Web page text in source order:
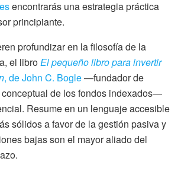
encontrarás una estrategia práctica
principiante.
profundizar en la filosofía de la
el libroEl pequeño libro para invertir
, de John C. Bogle—fundador de
de los fondos indexados—
Resume en un lenguaje accesible
sólidos a favor de la gestión pasiva y
bajas son el mayor aliado del